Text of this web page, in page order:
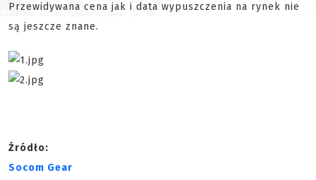
Przewidywana cena jak i data wypuszczenia na rynek nie
są jeszcze znane.
Źródło:
Socom Gear